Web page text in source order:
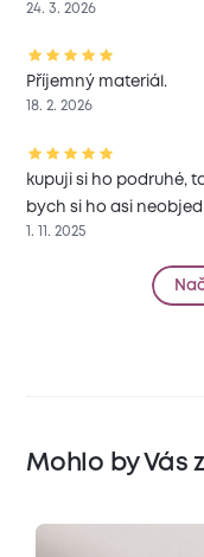
24. 3. 2026
Příjemný materiál.
18. 2. 2026
kupuji si ho podruhé,
bych si ho asi
1. 11. 2025
Mohlo by Vás